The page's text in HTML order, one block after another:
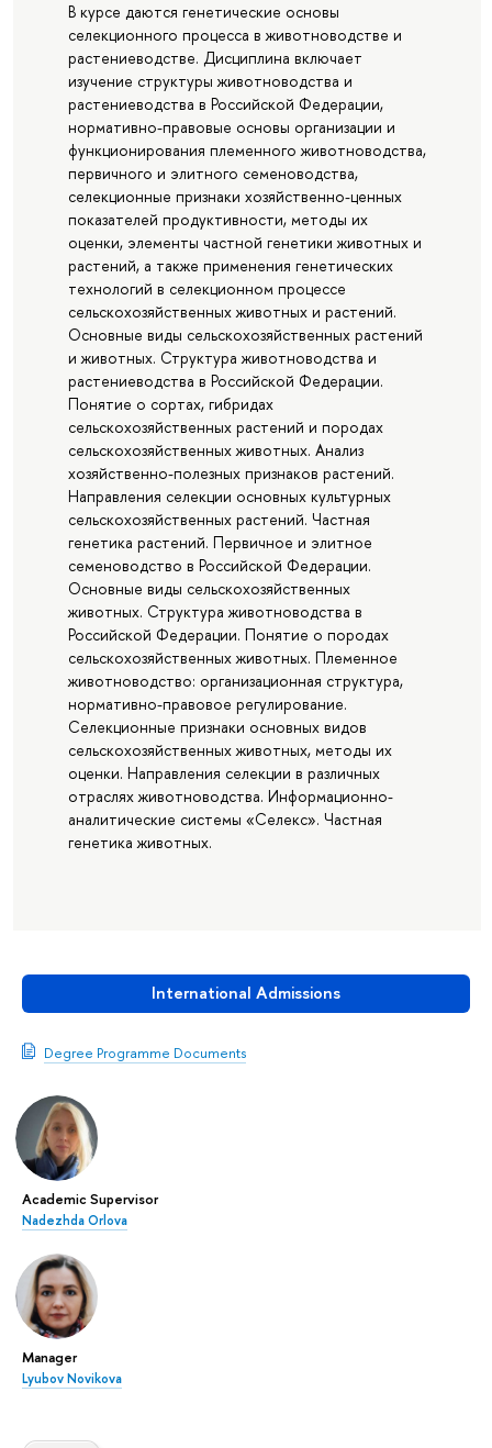
International Admissions
Degree Programme Documents
Academic Supervisor
Nadezhda Orlova
Manager
Lyubov Novikova
В курсе даются генетические основы
селекционного процесса в животноводстве и
растениеводстве. Дисциплина включает
изучение структуры животноводства и
растениеводства в Российской Федерации,
нормативно-правовые основы организации и
функционирования племенного животноводства,
первичного и элитного семеноводства,
селекционные признаки хозяйственно-ценных
показателей продуктивности, методы их
оценки, элементы частной генетики животных и
растений, а также применения генетических
технологий в селекционном процессе
сельскохозяйственных животных и растений.
Основные виды сельскохозяйственных растений
и животных. Структура животноводства и
растениеводства в Российской Федерации.
Понятие о сортах, гибридах
сельскохозяйственных растений и породах
сельскохозяйственных животных. Анализ
хозяйственно-полезных признаков растений.
Направления селекции основных культурных
сельскохозяйственных растений. Частная
генетика растений. Первичное и элитное
семеноводство в Российской Федерации.
Основные виды сельскохозяйственных
животных. Структура животноводства в
Российской Федерации. Понятие о породах
сельскохозяйственных животных. Племенное
животноводство: организационная структура,
нормативно-правовое регулирование.
Селекционные признаки основных видов
сельскохозяйственных животных, методы их
оценки. Направления селекции в различных
отраслях животноводства. Информационно-
аналитические системы «Селекс». Частная
генетика животных.